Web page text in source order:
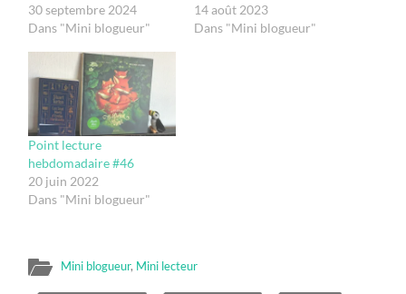
30 septembre 2024
Dans "Mini blogueur"
14 août 2023
Dans "Mini blogueur"
Point lecture
hebdomadaire #46
20 juin 2022
Dans "Mini blogueur"
Mini blogueur, Mini lecteur